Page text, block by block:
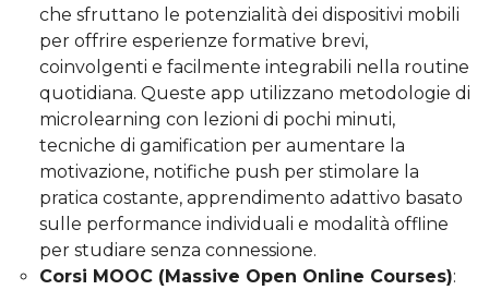
che sfruttano le potenzialità dei dispositivi mobili
per offrire esperienze formative brevi,
coinvolgenti e facilmente integrabili nella routine
quotidiana. Queste app utilizzano metodologie di
microlearning con lezioni di pochi minuti,
tecniche di gamification per aumentare la
motivazione, notifiche push per stimolare la
pratica costante, apprendimento adattivo basato
sulle performance individuali e modalità offline
per studiare senza connessione.
Corsi MOOC (Massive Open Online Courses):